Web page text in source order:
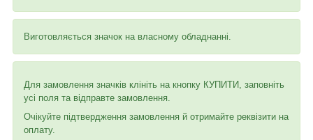
Виготовляється значок на власному обладнанні.
Для замовлення значків клініть на кнопку КУПИТИ, заповніть
усі поля та відправте замовлення.
Очікуйте підтвердження замовлення й отримайте реквізити на
оплату.